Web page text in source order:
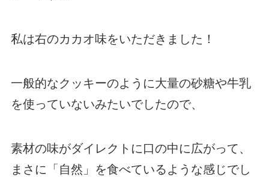
私は右のカカオ味をいただきました！
一般的なクッキーのように大量の砂糖や牛乳
を使っていないみたいでしたので、
素材の味がダイレクトに口の中に広がって、
まさに「自然」を食べているような感じでし